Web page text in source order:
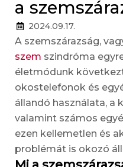
a
2024.09.17.
A szemszárazság,
szem szindróma
életmódunk
okostelefonok és
állandó használata, a
valamint számos
ezen kellemetlen és
problémát is okozó